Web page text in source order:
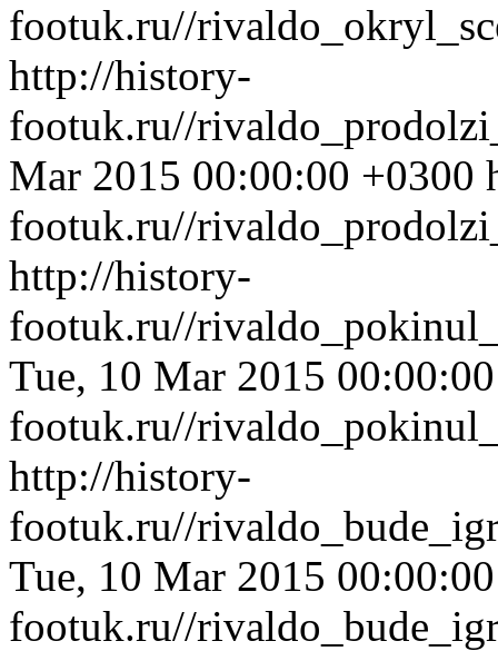
footuk.ru//
http://history-
footuk.ru//
Mar 2015 00:00:00 +0300
footuk.ru//
http://history-
footuk.ru//
Tue, 10 Mar 2015
footuk.ru//
http://history-
footuk.ru//
Tue, 10 Mar 2015
footuk.ru//